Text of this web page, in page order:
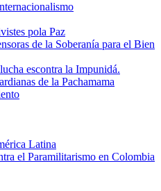
pola Paz
de la Soberanía para el Bien
escontra la Impunidá.
de la Pachamama
Latina
el Paramilitarismo en Colombia